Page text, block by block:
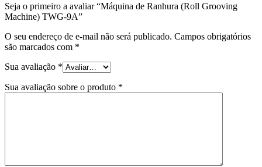
Seja o primeiro a avaliar “Máquina de Ranhura (Roll Grooving
Machine) TWG-9A”
O seu endereço de e-mail não será publicado. Campos obrigatórios
são marcados com *
Sua avaliação *
Sua avaliação sobre o produto *